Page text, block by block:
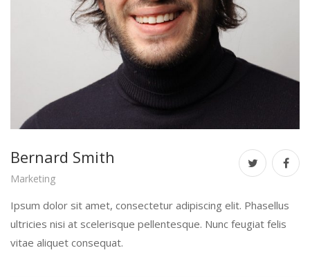
Bernard Smith
Marketing
Ipsum dolor sit amet, consectetur adipiscing elit. Phasellus
ultricies nisi at scelerisque pellentesque. Nunc feugiat felis
vitae aliquet consequat.